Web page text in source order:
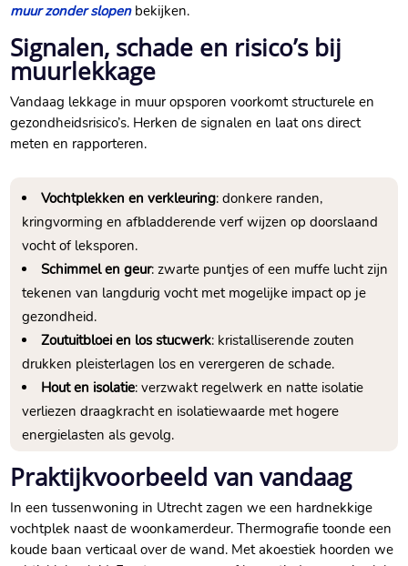
muur zonder slopenbekijken.​
Signalen, schade en risico’s bij
muurlekkage
Vandaag lekkage in muur opsporen voorkomt structurele en
gezondheidsrisico’s.​ Herken de signalen en laat ons direct
meten en rapporteren.​
Vochtplekken en verkleuring: donkere randen,
kringvorming en afbladderende verf wijzen op doorslaand
vocht of leksporen.​
Schimmel en geur: zwarte puntjes of een muffe lucht zijn
tekenen van langdurig vocht met mogelijke impact op je
gezondheid.​
Zoutuitbloei en los stucwerk: kristalliserende zouten
drukken pleisterlagen los en verergeren de schade.​
Hout en isolatie: verzwakt regelwerk en natte isolatie
verliezen draagkracht en isolatiewaarde met hogere
energielasten als gevolg.​
Praktijkvoorbeeld van vandaag
In een tussenwoning in Utrecht zagen we een hardnekkige
vochtplek naast de woonkamerdeur.​ Thermografie toonde een
koude baan verticaal over de wand.​ Met akoestiek hoorden we